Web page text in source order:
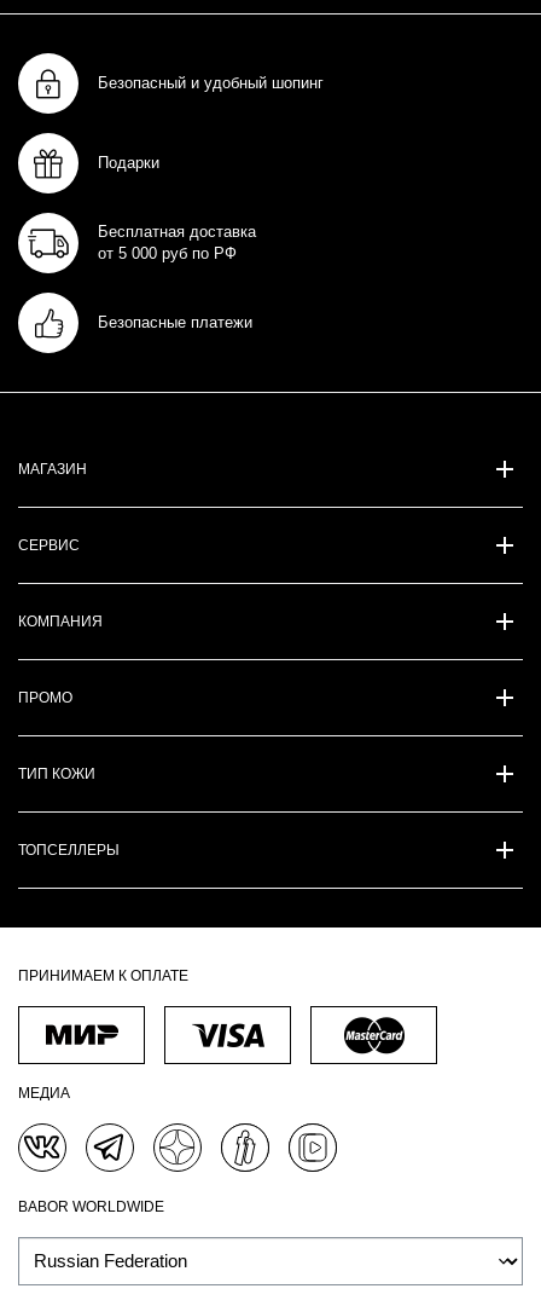
Безопасный и удобный шопинг
Подарки
Бесплатная доставка
от 5 000 руб по РФ
Безопасные платежи
МАГАЗИН
СЕРВИС
КОМПАНИЯ
ПРОМО
ТИП КОЖИ
ТОПСЕЛЛЕРЫ
ПРИНИМАЕМ К ОПЛАТЕ
МЕДИА
BABOR WORLDWIDE